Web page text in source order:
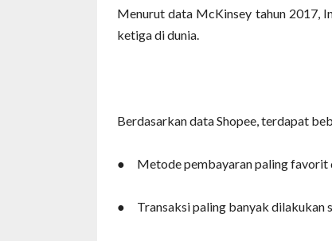
Menurut data McKinsey tahun 2017,
ketiga di dunia.
Berdasarkan data Shopee, terdapat
● Metode pembayaran paling favorit
● Transaksi paling banyak dilakukan